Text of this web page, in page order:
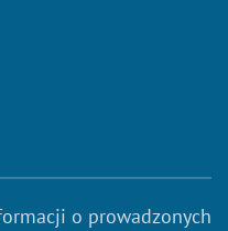
o prowadzonych